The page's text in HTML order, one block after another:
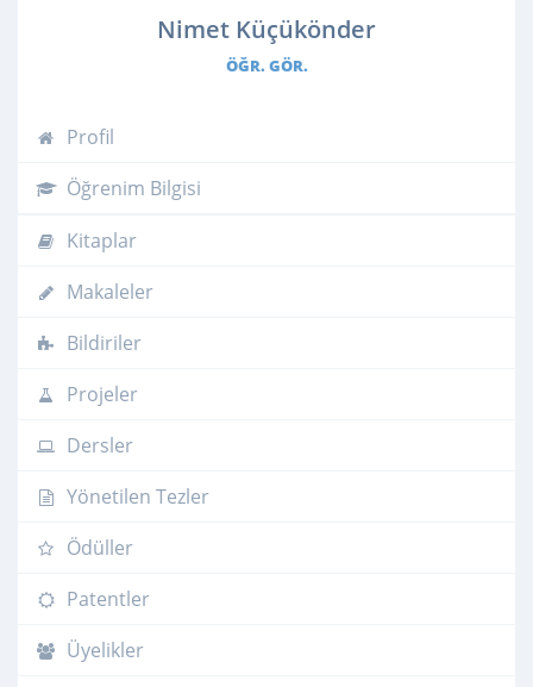
Nimet Küçükönder
ÖĞR. GÖR.
Profil
Öğrenim Bilgisi
Kitaplar
Makaleler
Bildiriler
Projeler
Dersler
Yönetilen Tezler
Ödüller
Patentler
Üyelikler